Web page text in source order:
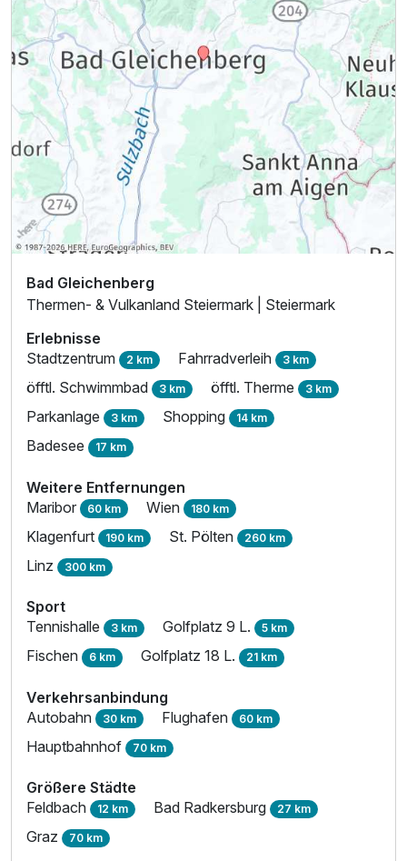
2 Erwachsene und 2 Kinder
Bad Gleichenberg
Thermen- & Vulkanland Steiermark | Steiermark
Erlebnisse
Stadtzentrum 2 km Fahrradverleih 3 km
öfftl. Schwimmbad 3 km öfftl. Therme 3 km
Parkanlage 3 km Shopping 14 km
Badesee 17 km
Weitere Entfernungen
Maribor 60 km Wien 180 km
Klagenfurt 190 km St. Pölten 260 km
Linz 300 km
Sport
Tennishalle 3 km Golfplatz 9 L. 5 km
Fischen 6 km Golfplatz 18 L. 21 km
Verkehrsanbindung
Autobahn 30 km Flughafen 60 km
Hauptbahnhof 70 km
Größere Städte
Feldbach 12 km Bad Radkersburg 27 km
Graz 70 km